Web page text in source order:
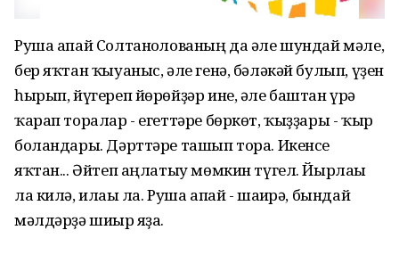
Руша апай Солтанғолованың да әле шундай мәле,
бер яҡтан ҡыуаныс, әле генә, бәләкәй булып, үҙен
һырып, йүгереп йөрөйҙәр ине, әле баштан үрә
ҡарап торалар - егеттәре бөркөт, ҡыҙҙары - ҡыр
боландары. Дәрттәре ташып тора. Икенсе
яҡтан... Әйтеп аңлатыу мөмкин түгел. Йырлағы
ла килә, илағы ла. Руша апай - шағирә, бындай
мәлдәрҙә шиғыр яҙа.